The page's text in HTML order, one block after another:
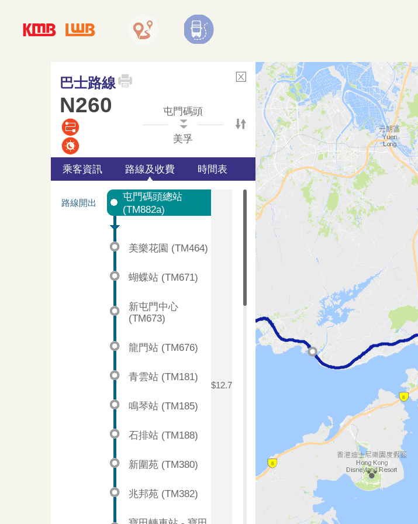
巴士路線
N260 屯門碼頭
美孚
乘客資訊 路線及收費 時間表
路線開出
屯門碼頭總站
(TM882a)
$12.7
美樂花園 (TM464)
蝴蝶站 (TM671)
新屯門中心
(TM673)
龍門站 (TM676)
青雲站 (TM181)
鳴琴站 (TM185)
石排站 (TM188)
新圍苑 (TM380)
兆邦苑 (TM382)